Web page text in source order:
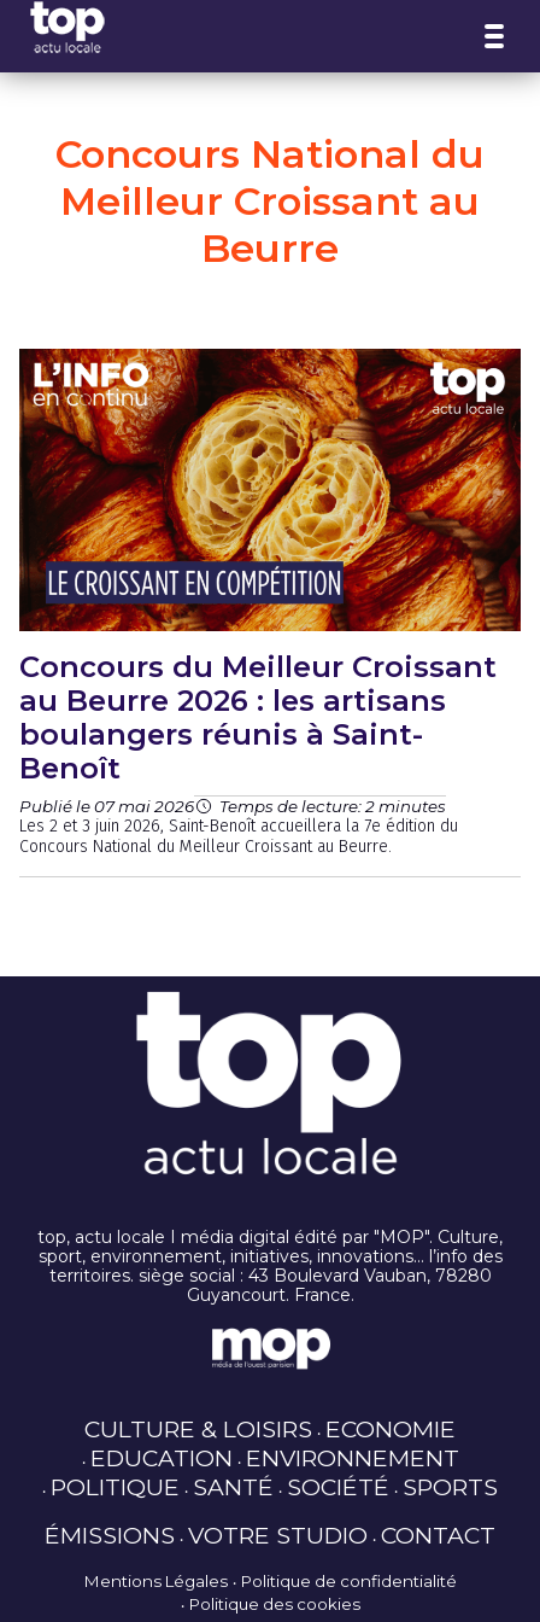
Concours National du
Meilleur Croissant au
Beurre
Concours du Meilleur Croissant
au Beurre 2026 : les artisans
boulangers réunis à Saint-
Benoît
Publié le 07 mai 2026 Temps de lecture: 2 minutes
Les 2 et 3 juin 2026, Saint-Benoît accueillera la 7e édition du
Concours National du Meilleur Croissant au Beurre.
top, actu locale I média digital édité par "MOP". Culture,
sport, environnement, initiatives, innovations… l’info des
territoires. siège social : 43 Boulevard Vauban, 78280
Guyancourt. France.
CULTURE & LOISIRS ECONOMIE
EDUCATION ENVIRONNEMENT
POLITIQUE SANTÉ SOCIÉTÉ SPORTS
ÉMISSIONS VOTRE STUDIO CONTACT
Mentions Légales
Politique de confidentialité
Politique des cookies
Panneau de gestion des cookies